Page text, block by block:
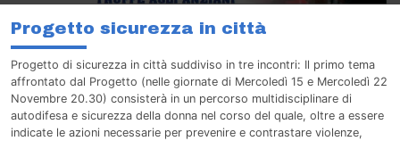
Progetto sicurezza in città
Progetto di sicurezza in città suddiviso in tre incontri: Il primo tema
affrontato dal Progetto (nelle giornate di Mercoledì 15 e Mercoledì 22
Novembre 20.30) consisterà in un percorso multidisciplinare di
autodifesa e sicurezza della donna nel corso del quale, oltre a essere
indicate le azioni necessarie per prevenire e contrastare violenze,